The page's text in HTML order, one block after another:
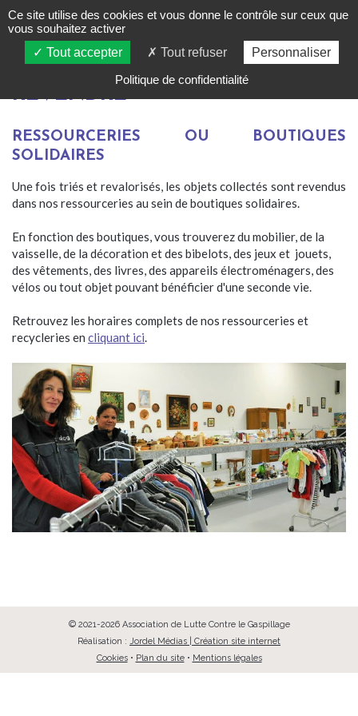
REVENDRE
RESSOURCERIES OU BOUTIQUES
SOLIDAIRES
Une fois triés et revalorisés, les objets collectés sont revendus
dans nos ressourceries au sein de boutiques solidaires.
En fonction des boutiques, vous trouverez du mobilier, de la
vaisselle, de la décoration et des bibelots, des jeux et jouets,
des vêtements, des livres, des appareils électroménagers, des
vélos ou tout objet pouvant bénéficier d'une seconde vie.
Retrouvez les horaires complets de nos ressourceries et
recycleries en cliquant ici.
© 2021-2026 Association de Lutte Contre le Gaspillage
Réalisation : Jordel Médias | Création site internet
Cookies• Plan du site• Mentions légales
Ce site utilise des cookies et vous donne le contrôle sur ceux que
vous souhaitez activer
Tout accepter
Tout refuser
Personnaliser
Politique de confidentialité